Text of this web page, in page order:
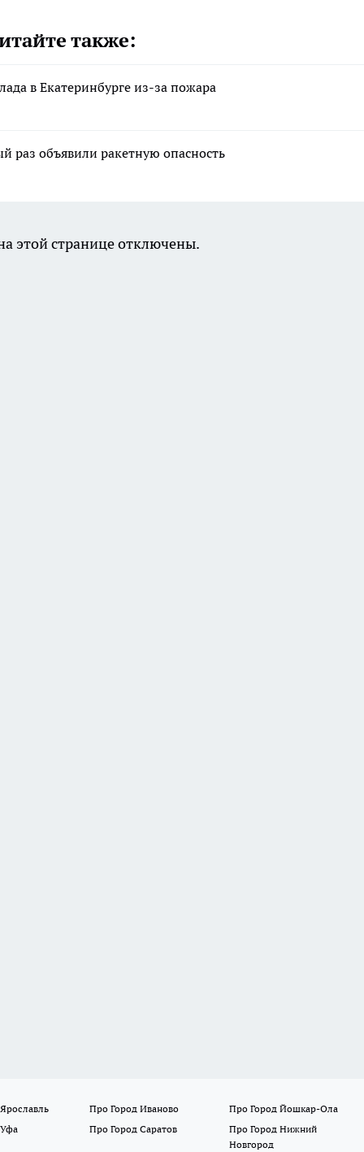
также:
в Екатеринбурге из-за пожара
раз объявили ракетную опасность
этой странице отключены.
Про Город Иваново
Про Город Йошкар-Ола
Про Город Саратов
Про Город Нижний
Новгород